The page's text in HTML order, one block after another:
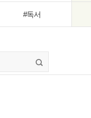
#독서